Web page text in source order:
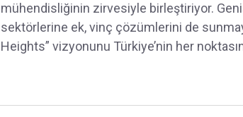
mühendisliğinin zirvesiyle birleştiriyor.
sektörlerine ek, vinç çözümlerini de
Heights” vizyonunu Türkiye’nin her